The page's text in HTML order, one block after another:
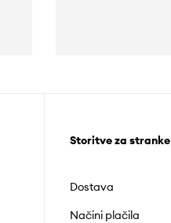
Storitve za stranke
Dostava
Načini plačila